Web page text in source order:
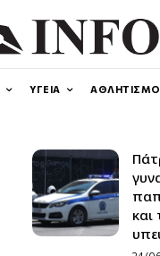
ΥΓΕΙΑ
και